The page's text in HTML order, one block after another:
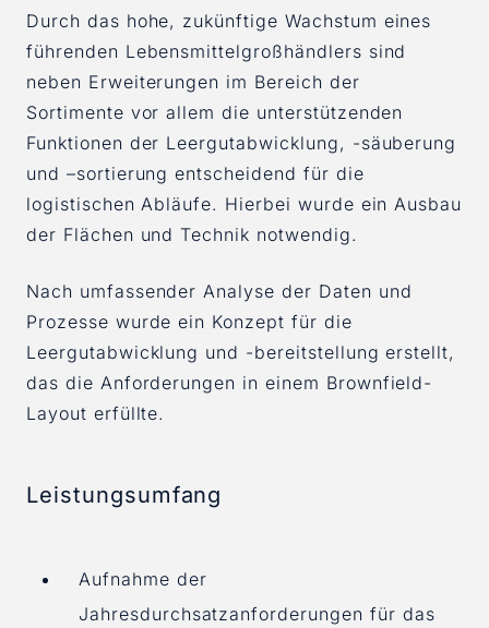
Durch das hohe, zukünftige Wachstum eines
führenden Lebensmittelgroßhändlers sind
neben Erweiterungen im Bereich der
Sortimente vor allem die unterstützenden
Funktionen der Leergutabwicklung, -säuberung
und –sortierung entscheidend für die
logistischen Abläufe. Hierbei wurde ein Ausbau
der Flächen und Technik notwendig.
Nach umfassender Analyse der Daten und
Prozesse wurde ein Konzept für die
Leergutabwicklung und -bereitstellung erstellt,
das die Anforderungen in einem Brownfield-
Layout erfüllte.
Leistungsumfang
Aufnahme der
Jahresdurchsatzanforderungen für das